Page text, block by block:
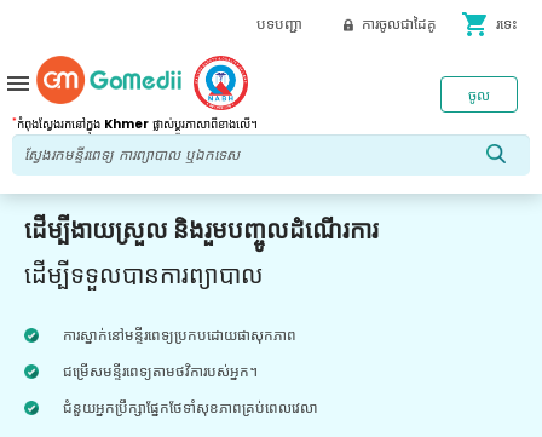
បទបញ្ជា ការចូលជាដៃគូ shopping_cart រទេះ
*កំពុងស្វែងរកនៅក្នុង Khmer ផ្លាស់ប្តូរភាសាពីខាងលើ។
ចូល
menu
ដើម្បីងាយស្រួល និងរួមបញ្ចូលដំណើរការ
ដើម្បីទទួលបានការព្យាបាល
ការស្នាក់នៅមន្ទីរពេទ្យប្រកបដោយផាសុកភាព
ជម្រើសមន្ទីរពេទ្យតាមថវិការបស់អ្នក។
ជំនួយអ្នកប្រឹក្សាផ្នែកថែទាំសុខភាពគ្រប់ពេលវេលា